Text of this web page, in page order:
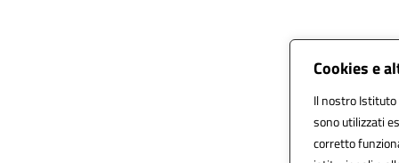
Cookies e
Il nostro
sono utilizzati
corretto